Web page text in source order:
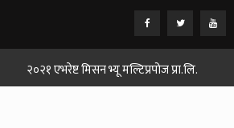
२०२१ एभरेष्ट मिसन भ्यू मल्टिप्रपोज प्रा.लि.